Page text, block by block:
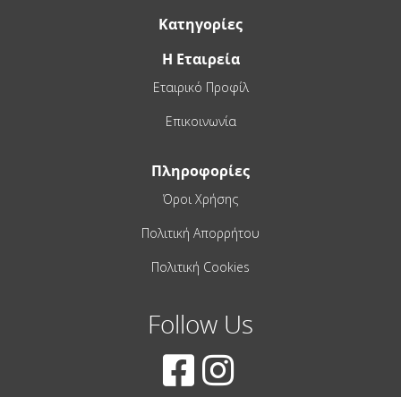
Κατηγορίες
Η Εταιρεία
Εταιρικό Προφίλ
Επικοινωνία
Πληροφορίες
Όροι Χρήσης
Πολιτική Απορρήτου
Πολιτική Cookies
Follow Us